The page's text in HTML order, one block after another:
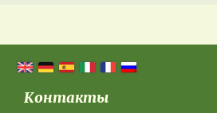
Контакты